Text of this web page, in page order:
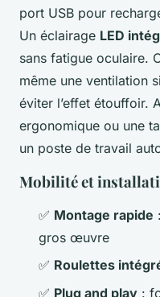
port USB pour
Un éclairage LED
sans fatigue oculaire.
même une ventilation
éviter l’effet étouffoir.
ergonomique ou une
un poste de travail
Mobilité et
✅ Montage rapide
gros œuvre
✅ Roulettes
✅ Plug and play :